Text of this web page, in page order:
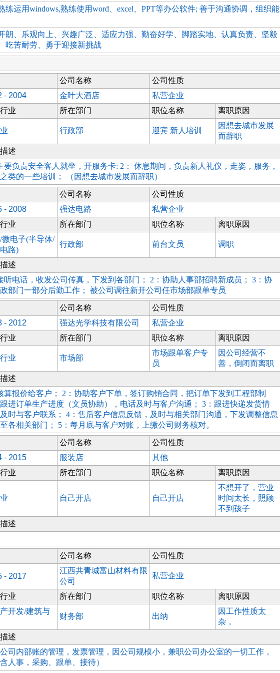
练运用windows,熟练使用word、excel、PPT等办公软件; 善于沟通协调，组织能
朗、乐观向上、兴趣广泛、适应力强、勤奋好学、脚踏实地、认真负责、坚毅
吃苦耐劳、勇于迎接新挑战
公司名称
公司性质
- 2004
金叶大酒店
私营企业
业
所在部门 职位名称 离职原因
行政部 迎宾 新人培训
因想去城市发展
而辞职
述
要负责安全客人就坐，开服务卡: 2： 休息期间，负责新人礼仪，走姿，服务，
类的一些培训； （因想去城市发展而辞职）
公司名称
公司性质
- 2008
强达电路
私营企业
业
所在部门 职位名称
离职原因
微电子(半导体/
路)
行政部 前台文员 调职
述
听电话，收发公司传真，下发到各部门； 2：协助人事部招聘新成员； 3：协
部门一部分后勤工作； 被公司调往新开公司任市场部跟单专员
公司名称
公司性质
- 2012
强达光学科技有限公司
私营企业
业
所在部门 职位名称 离职原因
业 市场部
市场跟单客户专
员
因公司经营不
善，倒闭而离职
述
算报价给客户； 2：协助客户下单，签订购销合同，把订单下发到工程部制
进订单生产进度（文员协助），电话及时与客户沟通； 3：跟进快递发货情
时与客户联系； 4：售后客户信息反馈，及时与相关部门沟通，下发调整信息
各相关部门； 5：每月底与客户对账，上缴公司财务核对。
公司名称
公司性质
- 2015
服装店
其他
业
所在部门 职位名称 离职原因
自己开店 自己开店
不想开了，营业
时间太长，照顾
不到孩子
述
公司名称 公司性质
- 2017
江西共青城富山材料有限
公司
私营企业
业 所在部门 职位名称
离职原因
开发/建筑与
财务部 出纳
因工作性质太
杂，
述
司内部账的管理，发票管理，因公司规模小，兼职公司办公室的一切工作，
含人事，采购、跟单、接待）